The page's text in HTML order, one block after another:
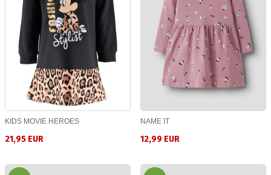
KIDS MOVIE HEROES
21,95 EUR
NAME IT
12,99 EUR